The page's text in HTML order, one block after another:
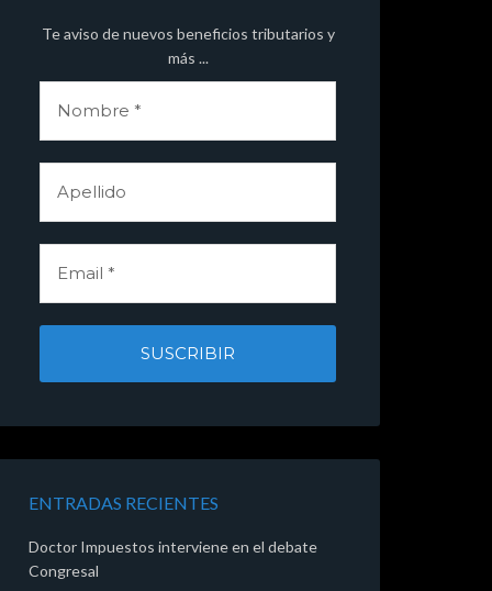
Te aviso de nuevos beneficios tributarios y
más ...
ENTRADAS RECIENTES
Doctor Impuestos interviene en el debate
Congresal